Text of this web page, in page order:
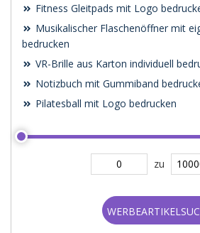
Fitness Gleitpads mit Logo
Musikalischer Flaschenöffner mit
bedrucken
VR-Brille aus Karton individuell
Notizbuch mit Gummiband
Pilatesball mit Logo bedrucken
zu